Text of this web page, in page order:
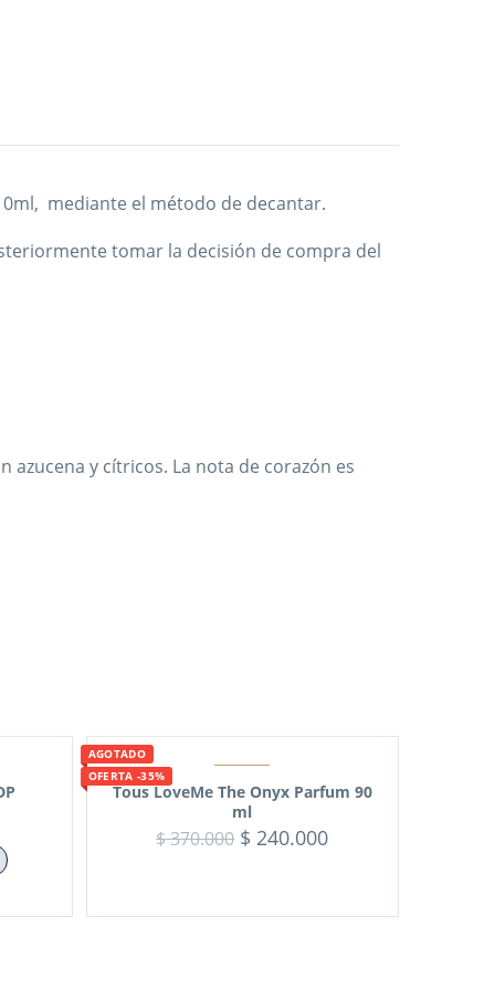
mediante el método de decantar.
tomar la decisión de compra del
azucena y cítricos. La nota de corazón es
AGOTADO
OFERTA -35%
Tous LoveMe The Onyx Parfum 90
ml
$370.000 $ 240.000